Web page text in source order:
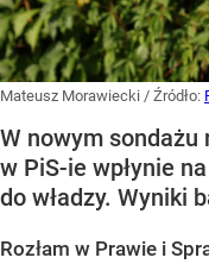
Mateusz Morawiecki / Źródło:
W nowym sondażu
w PiS-ie wpłynie
do władzy. Wyniki
Rozłam w Prawie i